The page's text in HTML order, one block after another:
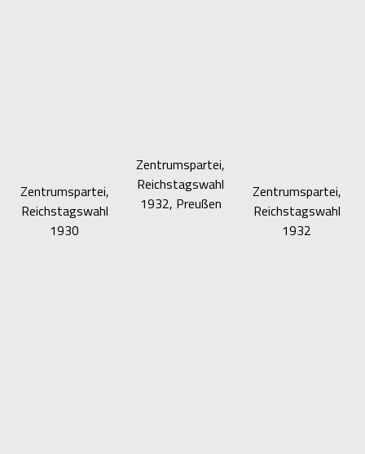
Zentrumspartei,
Reichstagswahl
1930
Zentrumspartei,
Reichstagswahl
1932, Preußen
Zentrumspartei,
Reichstagswahl
1932